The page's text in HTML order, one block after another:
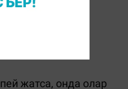
психологиясы
жатса, онда олар